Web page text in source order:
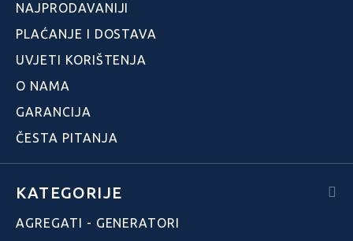
NAJPRODAVANIJI
PLAĆANJE I DOSTAVA
UVJETI KORIŠTENJA
O NAMA
GARANCIJA
ČESTA PITANJA
KATEGORIJE
AGREGATI - GENERATORI